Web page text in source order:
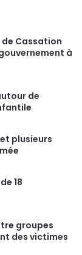
de Cassation
à
de
plusieurs
18
groupes
des victimes